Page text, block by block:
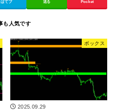
はてブ 送る Pocket
ボックス
2025.09.29